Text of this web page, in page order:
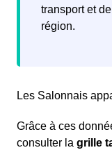
transport et
région.
Les Salonnais
Grâce à ces
consulter la grille